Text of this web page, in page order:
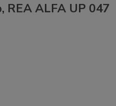
REA ALFA UP 047